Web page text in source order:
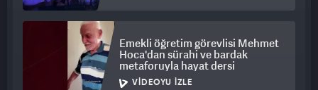
Emekli öğretim görevlisi Mehmet
Hoca'dan sürahi ve bardak
metaforuyla hayat dersi
VIDEOYU İZLE